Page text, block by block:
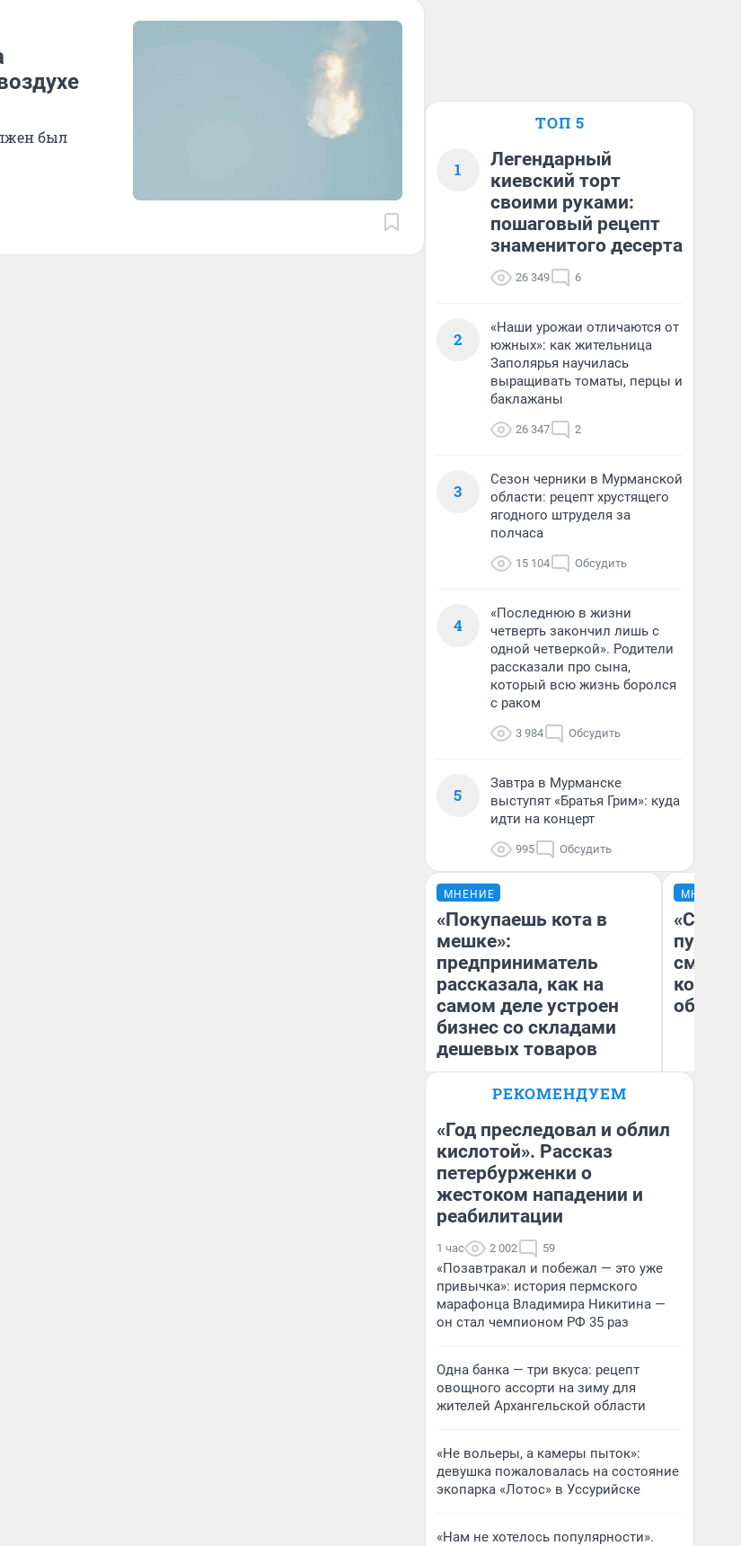
был
ТОП 5
1
Легендарный
киевский торт
своими руками:
пошаговый рецепт
знаменитого десерта
26 349 6
2
«Наши урожаи отличаются от
южных»: как жительница
Заполярья научилась
выращивать томаты, перцы и
баклажаны
26 347 2
3
Сезон черники в Мурманской
области: рецепт хрустящего
ягодного штруделя за
полчаса
15 104 Обсудить
4
«Последнюю в жизни
четверть закончил лишь с
одной четверкой». Родители
рассказали про сына,
который всю жизнь боролся
с раком
3 984 Обсудить
5
Завтра в Мурманске
выступят «Братья Грим»: куда
идти на концерт
995 Обсудить
МНЕНИЕ
«Покупаешь кота в
мешке»:
предприниматель
рассказала, как на
самом деле устроен
бизнес со складами
дешевых товаров
Наталья Шорохова
деньги соцразвития
МНЕНИЕ
РЕКОМЕНДУЕМ
«Год преследовал и облил
кислотой». Рассказ
петербурженки о
жестоком нападении и
реабилитации
1 час 2 002 59
«Позавтракал и побежал — это уже
привычка»: история пермского
марафонца Владимира Никитина —
он стал чемпионом РФ 35 раз
Одна банка — три вкуса: рецепт
овощного ассорти на зиму для
жителей Архангельской области
«Не вольеры, а камеры пыток»:
девушка пожаловалась на состояние
экопарка «Лотос» в Уссурийске
«Нам не хотелось популярности».